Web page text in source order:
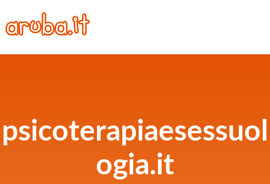
psicoterapiaesessuol
ogia.it